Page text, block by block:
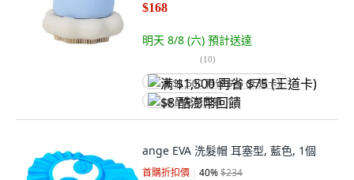
$168
明天 8/8 (六) 預計送達
(10)
满 $1,500 再省 $75 (王道卡)
$8 酷澎幣回饋
ange EVA 洗髮帽 耳塞型, 藍色, 1個
首購折扣價 40%$234